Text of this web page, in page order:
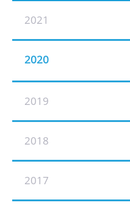
2021
2020
2019
2018
2017